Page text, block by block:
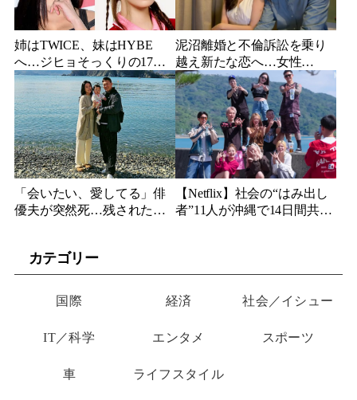
姉はTWICE、妹はHYBE
へ…ジヒョそっくりの17歳
妹、多国籍7人組でついにデ
ビュー
泥沼離婚と不倫訴訟を乗り
越え新たな恋へ…女性
YouTuberが選んだのは身長
189cmの医者
「会いたい、愛してる」俳
優夫が突然死…残された女
【Netflix】社会の“はみ出し
者”11人が沖縄で14日間共同
カテゴリー
国際 経済 社会／イシュー
IT／科学 エンタメ スポーツ
車 ライフスタイル